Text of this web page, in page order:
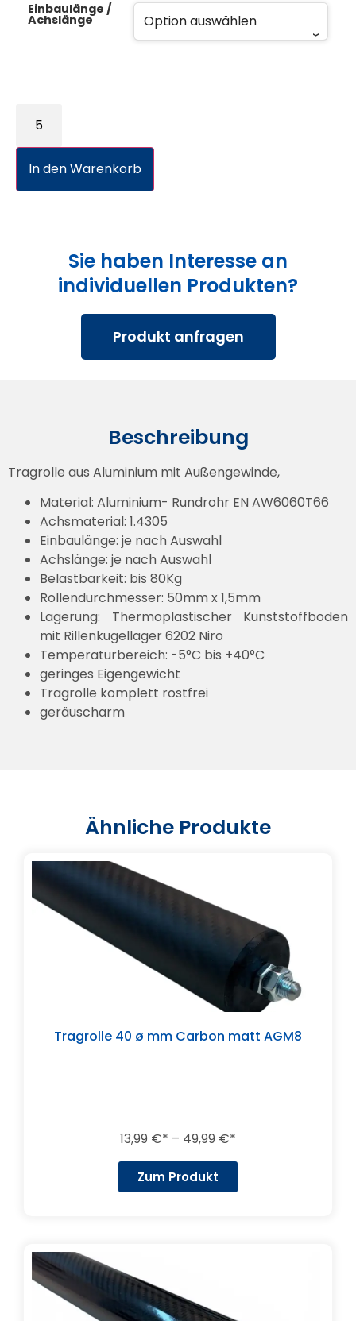
Einbaulänge /
Achslänge
In den Warenkorb
Sie haben Interesse an
individuellen Produkten?
Produkt anfragen
Beschreibung
Tragrolle aus Aluminium mit Außengewinde,
Material: Aluminium- Rundrohr EN AW6060T66
Achsmaterial: 1.4305
Einbaulänge: je nach Auswahl
Achslänge: je nach Auswahl
Belastbarkeit: bis 80Kg
Rollendurchmesser: 50mm x 1,5mm
Lagerung: Thermoplastischer Kunststoffboden
mit Rillenkugellager 6202 Niro
Temperaturbereich: -5°C bis +40°C
geringes Eigengewicht
Tragrolle komplett rostfrei
geräuscharm
Ähnliche Produkte
Tragrolle 40 ø mm Carbon matt AGM8
13,99 € – 49,99 €
Zum Produkt